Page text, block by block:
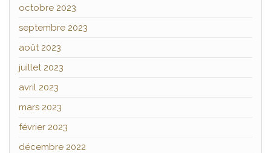
octobre 2023
septembre 2023
août 2023
juillet 2023
avril 2023
mars 2023
février 2023
décembre 2022